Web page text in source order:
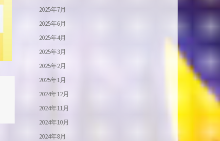
2025年7月
2025年6月
2025年4月
2025年3月
2025年2月
2025年1月
2024年12月
2024年11月
2024年10月
2024年8月